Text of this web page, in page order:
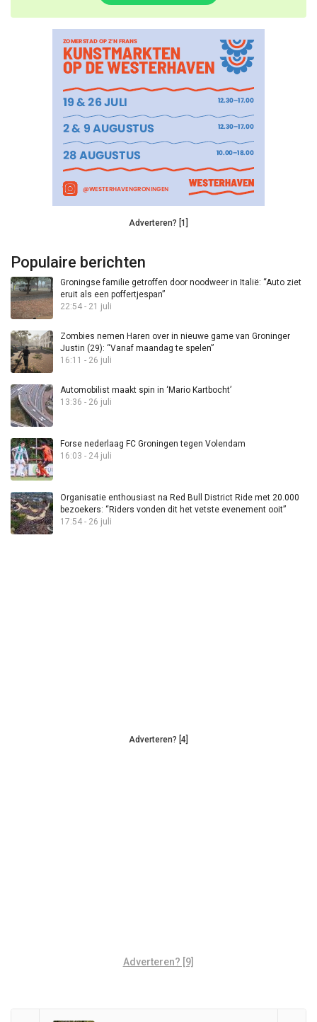
Adverteren? [1]
Populaire berichten
Groningse familie getroffen door noodweer in Italië: “Auto ziet
eruit als een poffertjespan”
22:54 - 21 juli
Zombies nemen Haren over in nieuwe game van Groninger
Justin (29): “Vanaf maandag te spelen”
16:11 - 26 juli
Automobilist maakt spin in ‘Mario Kartbocht’
13:36 - 26 juli
Forse nederlaag FC Groningen tegen Volendam
16:03 - 24 juli
Organisatie enthousiast na Red Bull District Ride met 20.000
bezoekers: “Riders vonden dit het vetste evenement ooit”
17:54 - 26 juli
Adverteren? [4]
Adverteren? [9]